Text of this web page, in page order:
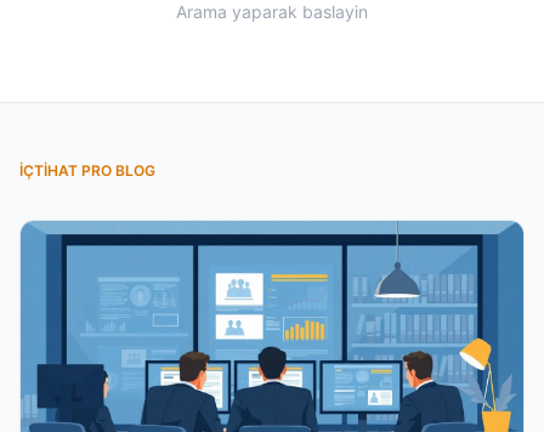
Arama yaparak baslayin
İÇTIHAT PRO BLOG